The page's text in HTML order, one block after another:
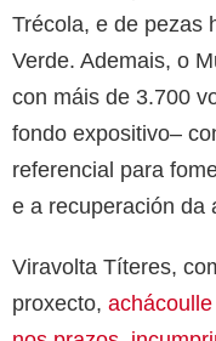
Trécola, e de pezas
Verde. Ademais, o
con máis de 3.700
fondo expositivo–
referencial para
e a recuperación da
Viravolta Títeres,
proxecto,